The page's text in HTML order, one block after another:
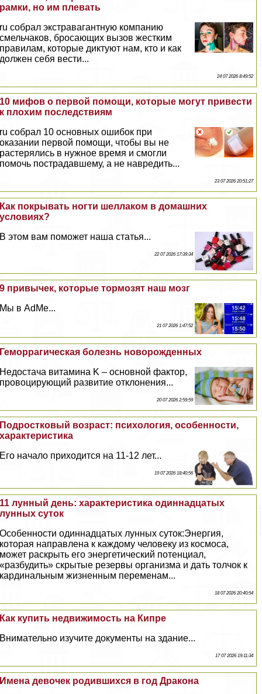
рамки, но им плевать
ru собрал экстравагантную компанию
смельчаков, бросающих вызов жестким
правилам, которые диктуют нам, кто и как
должен себя вести...
24 07 2026 8:49:52
10 мифов о первой помощи, которые могут привести
к плохим последствиям
ru собрал 10 основных ошибок при
оказании первой помощи, чтобы вы не
растерялись в нужное время и смогли
помочь пострадавшему, а не навредить...
23 07 2026 20:51:27
Как покрывать ногти шеллаком в домашних
условиях?
В этом вам поможет наша статья...
22 07 2026 17:39:34
9 привычек, которые тормозят наш мозг
Мы в AdMe...
21 07 2026 1:47:52
Геморрагическая болезнь новорожденных
Недостача витамина K – основной фактор,
провоцирующий развитие отклонения...
20 07 2026 2:59:59
Подростковый возраст: психология, особенности,
хаpaктеристика
Его начало приходится на 11-12 лет...
19 07 2026 18:40:56
11 лунный день: хаpaктеристика одиннадцатых
лунных суток
Особенности одиннадцатых лунных суток:Энергия,
которая направлена к каждому человеку из космоса,
может раскрыть его энергетический потенциал,
«разбудить» скрытые резервы организма и дать толчок к
кардинальным жизненным переменам...
18 07 2026 20:40:54
Как купить недвижимость на Кипре
Внимательно изучите документы на здание...
17 07 2026 19:11:34
Имена девочек родившихся в год Дpaкона